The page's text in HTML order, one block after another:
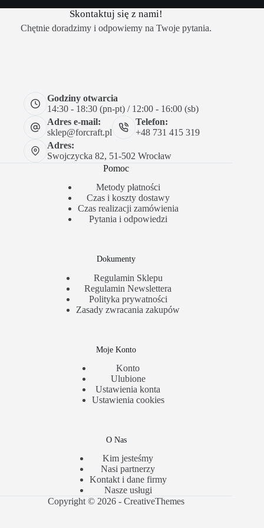
Skontaktuj się z nami!
Chętnie doradzimy i odpowiemy na Twoje pytania.
Godziny otwarcia
14:30 - 18:30 (pn-pt) / 12:00 - 16:00 (sb)
Adres e-mail:
sklep@forcraft.pl
Telefon:
+48 731 415 319
Adres:
Swojczycka 82, 51-502 Wrocław
Pomoc
Metody płatności
Czas i koszty dostawy
Czas realizacji zamówienia
Pytania i odpowiedzi
Dokumenty
Regulamin Sklepu
Regulamin Newslettera
Polityka prywatności
Zasady zwracania zakupów
Moje Konto
Konto
Ulubione
Ustawienia konta
Ustawienia cookies
O Nas
Kim jesteśmy
Nasi partnerzy
Kontakt i dane firmy
Nasze usługi
Copyright © 2026 -CreativeThemes